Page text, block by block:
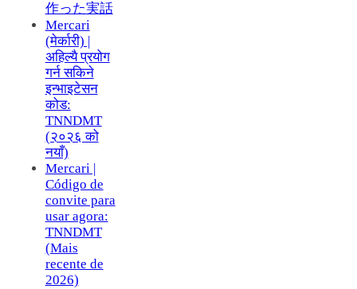
作った実話
Mercari
(मेर्कारी) |
अहिल्यै प्रयोग
गर्न सकिने
इन्भाइटेसन
कोड:
TNNDMT
(२०२६ को
नयाँ)
Mercari |
Código de
convite para
usar agora:
TNNDMT
(Mais
recente de
2026)